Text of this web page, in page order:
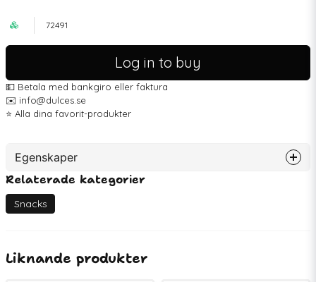
72491
Log in to buy
💵 Betala med bankgiro eller faktura
✉️ info@dulces.se
⭐️ Alla dina favorit-produkter
Egenskaper
Artikelnummer
EAN
Relaterade kategorier
Snacks
Liknande produkter